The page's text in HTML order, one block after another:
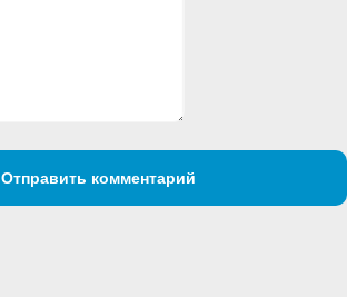
Отправить комментарий